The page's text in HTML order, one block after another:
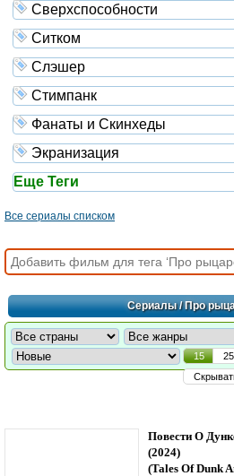
Сверхспособности
Ситком
Слэшер
Стимпанк
Фанаты и Скинхеды
Экранизация
Еще Теги
Все сериалы списком
Сериалы/ Про
15 25
Повести О
(2024)
(Tales Of Dunk